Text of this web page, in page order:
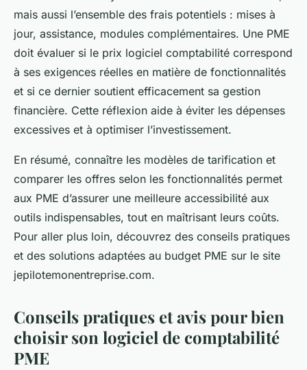
mais aussi l’ensemble des frais potentiels : mises à
jour, assistance, modules complémentaires. Une PME
doit évaluer si le prix logiciel comptabilité correspond
à ses exigences réelles en matière de fonctionnalités
et si ce dernier soutient efficacement sa gestion
financière. Cette réflexion aide à éviter les dépenses
excessives et à optimiser l’investissement.
En résumé, connaître les modèles de tarification et
comparer les offres selon les fonctionnalités permet
aux PME d’assurer une meilleure accessibilité aux
outils indispensables, tout en maîtrisant leurs coûts.
Pour aller plus loin, découvrez des conseils pratiques
et des solutions adaptées au budget PME sur le site
jepilotemonentreprise.com.
Conseils pratiques et avis pour bien
choisir son logiciel de comptabilité
PME